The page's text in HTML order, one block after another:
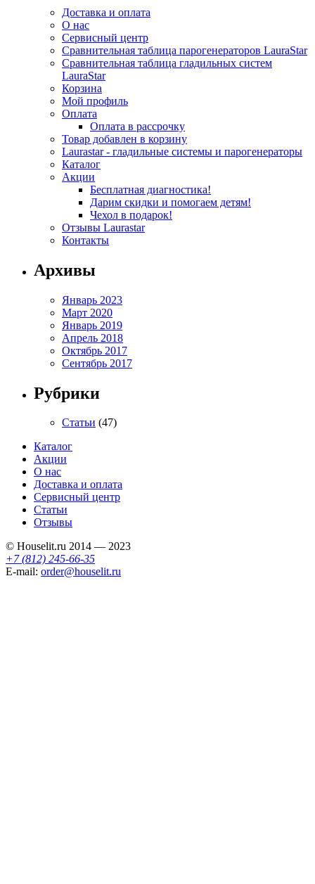
Доставка и оплата
О нас
Сервисный центр
Сравнительная таблица парогенераторов LauraStar
Сравнительная таблица гладильных систем
LauraStar
Корзина
Мой профиль
Оплата
Оплата в рассрочку
Товар добавлен в корзину
Laurastar - гладильные системы и парогенераторы
Каталог
Акции
Бесплатная диагностика!
Дарим скидки и помогаем детям!
Чехол в подарок!
Отзывы Laurastar
Контакты
Архивы
Январь 2023
Март 2020
Январь 2019
Апрель 2018
Октябрь 2017
Сентябрь 2017
Рубрики
Статьи (47)
Каталог
Акции
О нас
Доставка и оплата
Сервисный центр
Статьи
Отзывы
© Houselit.ru 2014 — 2023
+7 (812) 245-66-35
E-mail: order@houselit.ru